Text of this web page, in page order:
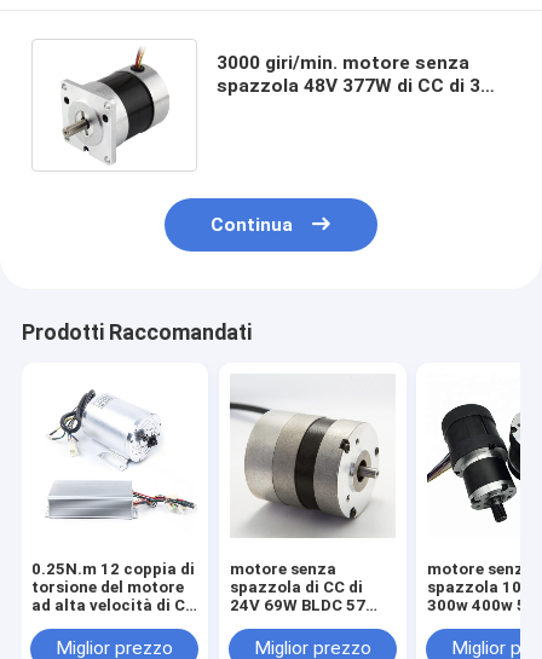
3000 giri/min. motore senza
spazzola 48V 377W di CC di 3
Continua
Prodotti Raccomandati
0.25N.m 12 coppia di
torsione del motore
ad alta velocità di CC
Miglior prezzo
motore senza
spazzola di CC di
24V 69W BLDC 57
Miglior prezzo
motore senza
spazzola
300w 400w
48v BLDC di
Miglior